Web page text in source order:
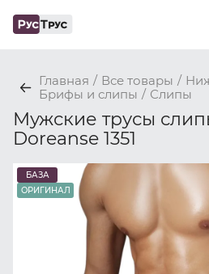
Главная / Все товары /
Брифы и слипы / Слипы
Мужские трусы
Doreanse 1351
БАЗА
ОРИГИНАЛ